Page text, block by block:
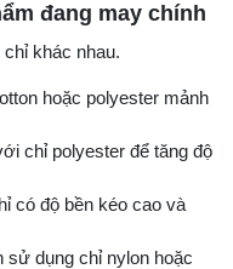
đang may chính
khác nhau.
hoặc polyester mảnh
chỉ polyester để tăng độ
có độ bền kéo cao và
sử dụng chỉ nylon hoặc